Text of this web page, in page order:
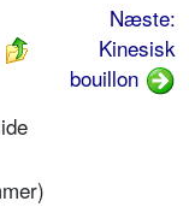
Næste:
Kinesisk
bouillon